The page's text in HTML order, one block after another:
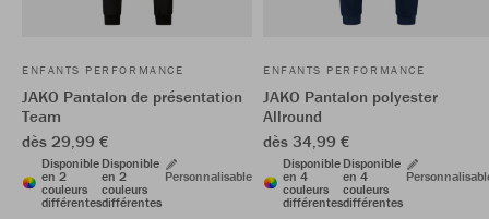
ENFANTS PERFORMANCE
JAKO Pantalon de présentation
Team
dès 29,99 €
Disponible
en 2
couleurs
différentes
Disponible
en 2
couleurs
différentes
Personnalisable
ENFANTS PERFORMANCE
JAKO Pantalon polyester
Allround
dès 34,99 €
Disponible
en 4
couleurs
différentes
Disponible
en 4
couleurs
différentes